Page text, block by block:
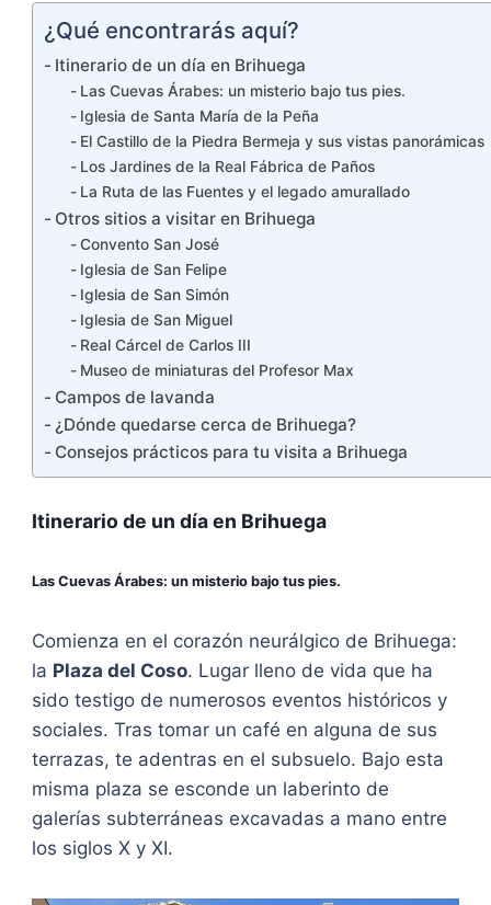
¿Qué encontrarás aquí?
Itinerario de un día en Brihuega
Las Cuevas Árabes: un misterio bajo tus pies.
Iglesia de Santa María de la Peña
El Castillo de la Piedra Bermeja y sus vistas panorámicas
Los Jardines de la Real Fábrica de Paños
La Ruta de las Fuentes y el legado amurallado
Otros sitios a visitar en Brihuega
Convento San José
Iglesia de San Felipe
Iglesia de San Simón
Iglesia de San Miguel
Real Cárcel de Carlos III
Museo de miniaturas del Profesor Max
Campos de lavanda
¿Dónde quedarse cerca de Brihuega?
Consejos prácticos para tu visita a Brihuega
Itinerario de un día en Brihuega
Las Cuevas Árabes: un misterio bajo tus pies.
Comienza en el corazón neurálgico de Brihuega:
la Plaza del Coso. Lugar lleno de vida que ha
sido testigo de numerosos eventos históricos y
sociales. Tras tomar un café en alguna de sus
terrazas, te adentras en el subsuelo. Bajo esta
misma plaza se esconde un laberinto de
galerías subterráneas excavadas a mano entre
los siglos X y XI.